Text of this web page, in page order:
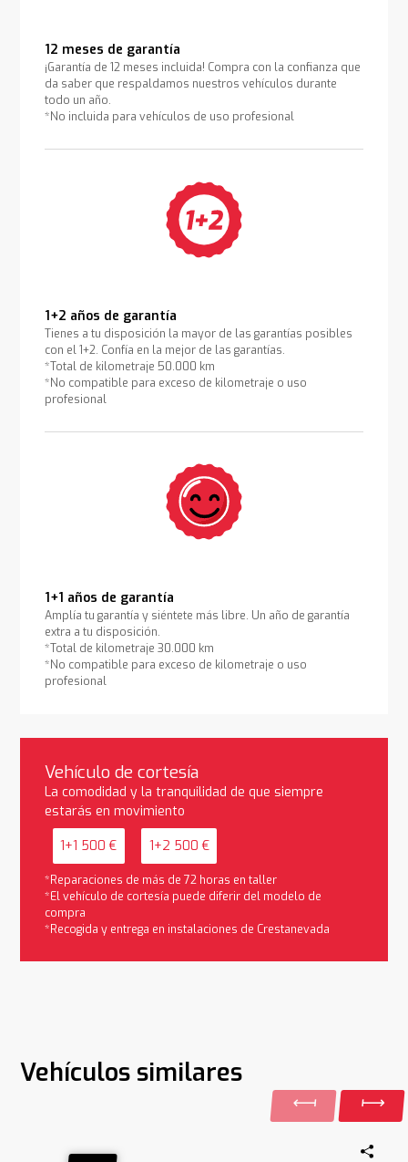
12 meses de garantía
¡Garantía de 12 meses incluida! Compra con la confianza que
da saber que respaldamos nuestros vehículos durante
todo un año.
*No incluida para vehículos de uso profesional
1+2 años de garantía
Tienes a tu disposición la mayor de las garantías posibles
con el 1+2. Confía en la mejor de las garantías.
*Total de kilometraje 50.000 km
*No compatible para exceso de kilometraje o uso
profesional
1+1 años de garantía
Amplía tu garantía y siéntete más libre. Un año de garantía
extra a tu disposición.
*Total de kilometraje 30.000 km
*No compatible para exceso de kilometraje o uso
profesional
Vehículo de cortesía
La comodidad y la tranquilidad de que siempre
estarás en movimiento
1+1 500 € 1+2 500 €
*Reparaciones de más de 72 horas en taller
*El vehículo de cortesía puede diferir del modelo de
compra
*Recogida y entrega en instalaciones de Crestanevada
Vehículos similares